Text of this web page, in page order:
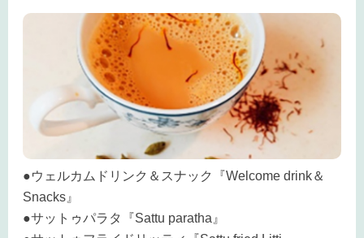
●ウェルカムドリンク＆スナック『Welcome drink＆
Snacks』
●サットゥパラタ『Sattu paratha』